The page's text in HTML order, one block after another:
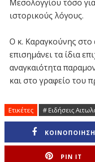
Μεσολογγίου τόσο
ιστορικούς λόγους.
Ο κ. Καραγκούνης
επισημάνει τα ίδια
αναγκαιότητα
και στο γραφείο του
Ετικέτες # Ειδήσεις
ΚΟΙΝΟΠΟΙΗΣΗ
PIN IT